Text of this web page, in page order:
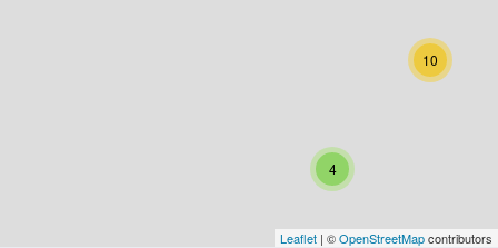
Vorarlberg
10
4
Leaflet | ©OpenStreetMapcontributors